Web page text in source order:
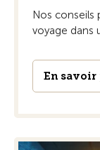
Nos conseils
voyage dans
En savoir